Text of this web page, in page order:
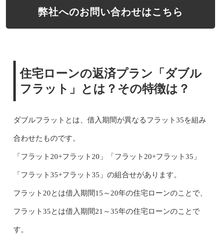
弊社へのお問い合わせはこちら
住宅ローンの返済プラン「ダブル
フラット」とは？その特徴は？
ダブルフラットとは、借入期間が異なるフラット35を組み
合わせたものです。
「フラット20+フラット20」「フラット20+フラット35」
「フラット35+フラット35」の組合せがあります。
フラット20とは借入期間15～20年の住宅ローンのことで、
フラット35とは借入期間21～35年の住宅ローンのことで
す。